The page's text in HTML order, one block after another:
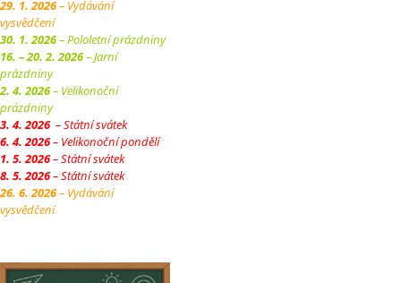
29. 1. 2026– Vydávání
vysvědčení
30. 1. 2026– Pololetní prázdniny
16. – 20. 2. 2026– Jarní
prázdniny
2. 4. 2026– Velikonoční
prázdniny
3. 4. 2026– Státní svátek
6. 4. 2026– Velikonoční pondělí
1. 5. 2026– Státní svátek
8. 5. 2026– Státní svátek
26. 6. 2026– Vydávání
vysvědčení